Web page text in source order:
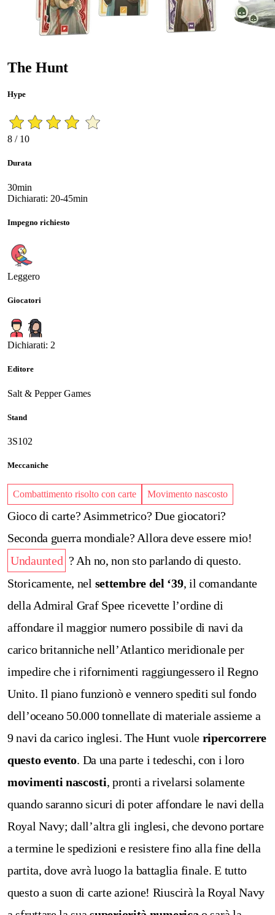
The Hunt
Hype
8 / 10
Durata
30min
Dichiarati: 20-45min
Impegno richiesto
Leggero
Giocatori
Dichiarati: 2
Editore
Salt & Pepper Games
Stand
3S102
Meccaniche
Combattimento risolto con carte Movimento nascosto
Gioco di carte? Asimmetrico? Due giocatori?
Seconda guerra mondiale? Allora deve essere mio!
Undaunted ? Ah no, non sto parlando di questo.
Storicamente, nel settembre del ‘39, il comandante
della Admiral Graf Spee ricevette l’ordine di
affondare il maggior numero possibile di navi da
carico britanniche nell’Atlantico meridionale per
impedire che i rifornimenti raggiungessero il Regno
Unito. Il piano funzionò e vennero spediti sul fondo
dell’oceano 50.000 tonnellate di materiale assieme a
9 navi da carico inglesi.The Hunt vuole ripercorrere
questo evento. Da una parte i tedeschi, con i loro
movimenti nascosti, pronti a rivelarsi solamente
quando saranno sicuri di poter affondare le navi della
Royal Navy; dall’altra gli inglesi, che devono portare
a termine le spedizioni e resistere fino alla fine della
partita, dove avrà luogo la battaglia finale. E tutto
questo a suon di carte azione! Riuscirà la Royal Navy